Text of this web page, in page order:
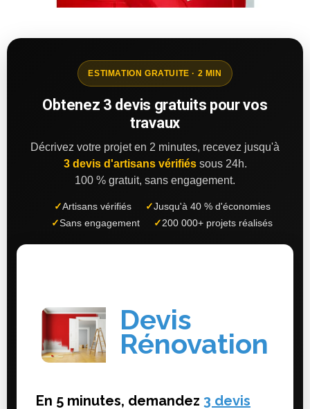
ESTIMATION GRATUITE · 2 MIN
Obtenez 3 devis gratuits pour vos
travaux
Décrivez votre projet en 2 minutes, recevez jusqu'à
3 devis d'artisans vérifiéssous 24h.
100 % gratuit, sans engagement.
✓Artisans vérifiés ✓Jusqu'à 40 % d'économies
✓Sans engagement ✓ 200 000+ projets réalisés